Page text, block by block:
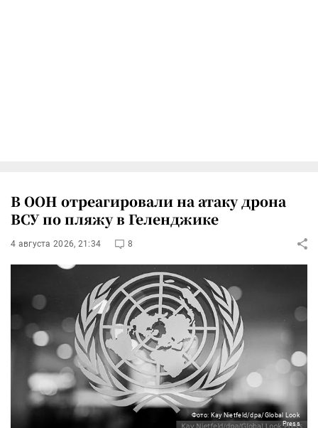
В ООН отреагировали на атаку дрона
ВСУ по пляжу в Геленджике
4 августа 2026, 21:34 8
Фото: Kay Nietfeld/dpa/Global Look
Press